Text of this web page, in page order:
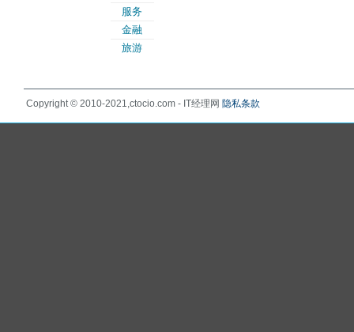
服务
金融
旅游
Copyright © 2010-2021,ctocio.com - IT经理网 隐私条款